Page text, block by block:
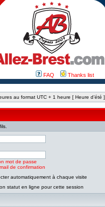
FAQ Thanks list
au format UTC + 1 heure [ Heure d’été ]
mot de passe
de confirmation
automatiquement à chaque visite
statut en ligne pour cette session